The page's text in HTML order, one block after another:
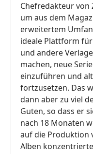
Chefredakteur von
um aus dem
erweitertem
ideale Plattform
und andere
machen, neue
einzuführen und
fortzusetzen. Das
dann aber zu viel
Guten, so dass er
nach 18 Monaten
auf die Produktion
Alben